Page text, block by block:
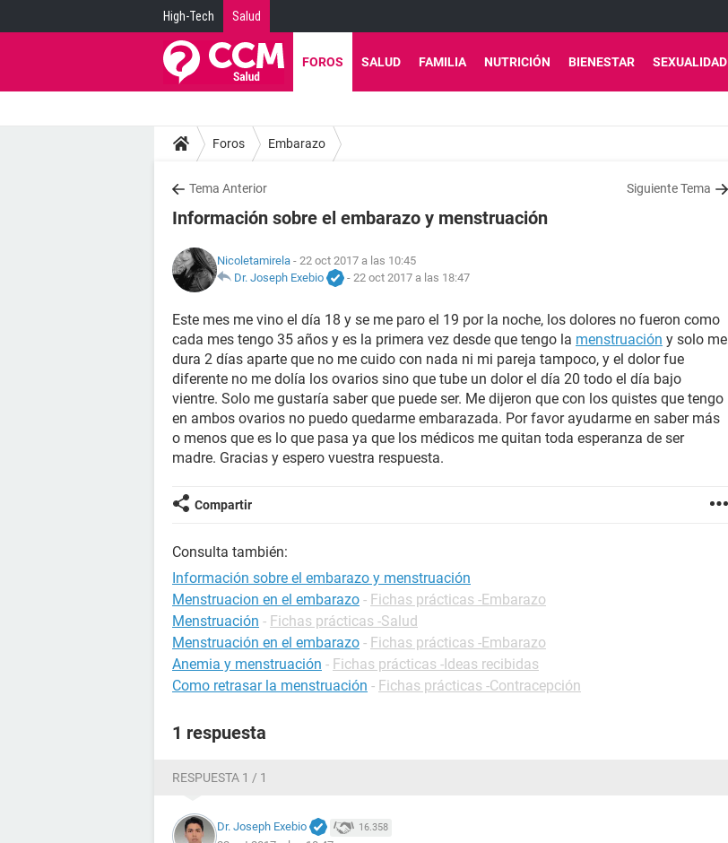
High-Tech Salud
FOROS SALUD FAMILIA NUTRICIÓN BIENESTAR SEXUALIDAD
Foros Embarazo
Tema Anterior Siguiente Tema
Información sobre el embarazo y menstruación
Nicoletamirela - 22 oct 2017 a las 10:45
Dr. Joseph Exebio
- 22 oct 2017 a las 18:47
Este mes me vino el día 18 y se me paro el 19 por la noche, los dolores no fueron como
cada mes tengo 35 años y es la primera vez desde que tengo la menstruación y solo me
dura 2 días aparte que no me cuido con nada ni mi pareja tampoco, y el dolor fue
diferente no me dolía los ovarios sino que tube un dolor el día 20 todo el día bajo
vientre. Solo me gustaría saber que puede ser. Me dijeron que con los quistes que tengo
en ambos ovarios no puedo quedarme embarazada. Por favor ayudarme en saber más
o menos que es lo que pasa ya que los médicos me quitan toda esperanza de ser
madre. Gracias y espero vuestra respuesta.
Compartir
Consulta también:
Información sobre el embarazo y menstruación
Menstruacion en el embarazo - Fichas prácticas -Embarazo
Menstruación - Fichas prácticas -Salud
Menstruación en el embarazo - Fichas prácticas -Embarazo
Anemia y menstruación - Fichas prácticas -Ideas recibidas
Como retrasar la menstruación - Fichas prácticas -Contracepción
1 respuesta
RESPUESTA 1 / 1
Dr. Joseph Exebio 16.358